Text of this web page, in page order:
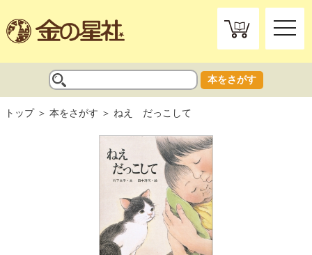
toggle
本をさがす
トップ 本をさがす ねえ だっこして